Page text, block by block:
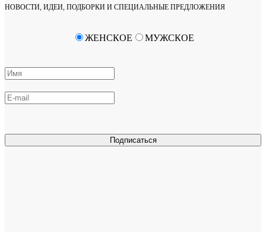
НОВОСТИ, ИДЕИ, ПОДБОРКИ И СПЕЦИАЛЬНЫЕ ПРЕДЛОЖЕНИЯ
Подписаться
ЖЕНСКОЕ МУЖСКОЕ